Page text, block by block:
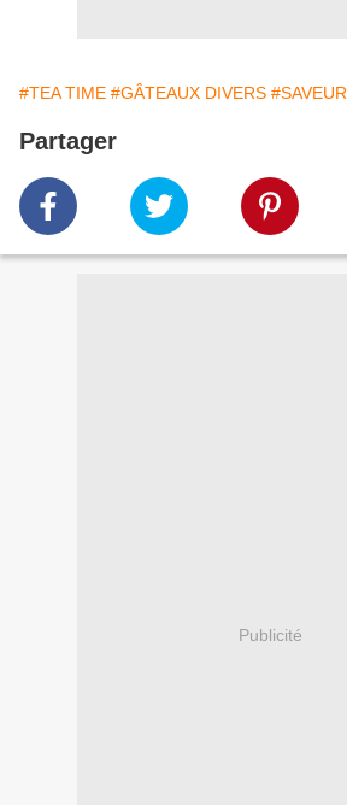
#TEA TIME #GÂTEAUX DIVERS #SAVEUR
Partager
Publicité